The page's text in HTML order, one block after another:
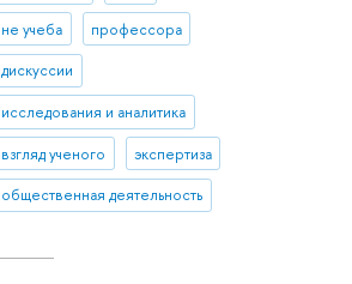
не учеба профессора
дискуссии
исследования и аналитика
взгляд ученого экспертиза
общественная деятельность